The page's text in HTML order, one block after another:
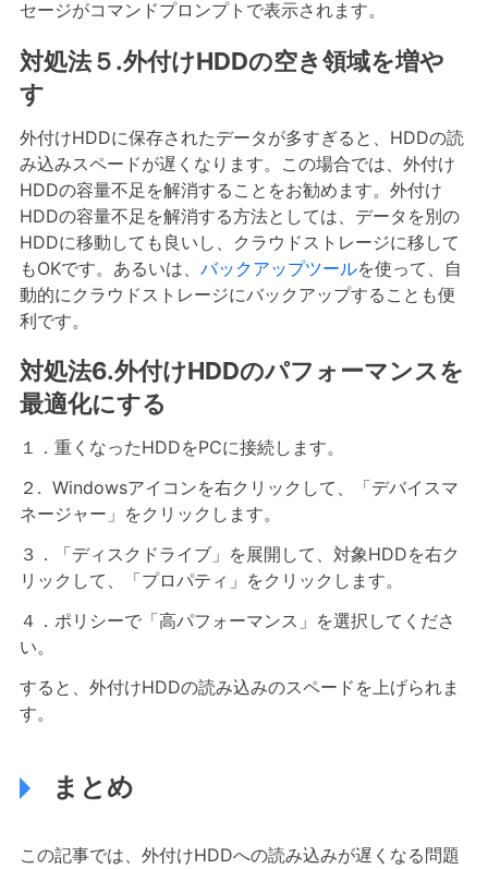
セージがコマンドプロンプトで表示されます。
対処法５.外付けHDDの空き領域を増や
す
外付けHDDに保存されたデータが多すぎると、HDDの読
み込みスペードが遅くなります。この場合では、外付け
HDDの容量不足を解消することをお勧めます。外付け
HDDの容量不足を解消する方法としては、データを別の
HDDに移動しても良いし、クラウドストレージに移して
もOKです。あるいは、 バックアップツールを使って、自
動的にクラウドストレージにバックアップすることも便
利です。
対処法6.外付けHDDのパフォーマンスを
最適化にする
１．重くなったHDDをPCに接続します。
２. Windowsアイコンを右クリックして、「デバイスマ
ネージャー」をクリックします。
３．「ディスクドライブ」を展開して、対象HDDを右ク
リックして、「プロパティ」をクリックします。
４．ポリシーで「高パフォーマンス」を選択してくださ
い。
すると、外付けHDDの読み込みのスペードを上げられま
す。
まとめ
この記事では、外付けHDDへの読み込みが遅くなる問題